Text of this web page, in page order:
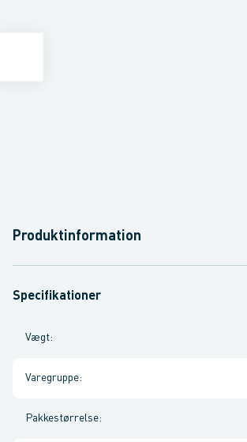
Produktinformation
Specifikationer
Vægt:
Varegruppe:
Pakkestørrelse: